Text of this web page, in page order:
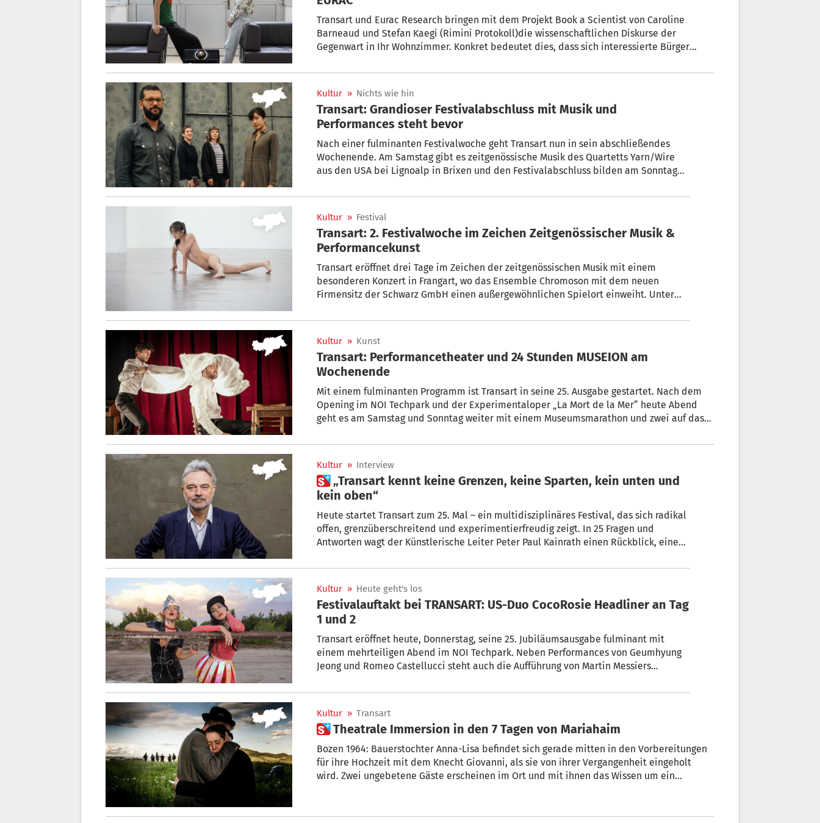
Transart und Eurac Research bringen mit dem Projekt Book a Scientist von Caroline
Barneaud und Stefan Kaegi (Rimini Protokoll)die wissenschaftlichen Diskurse der
Gegenwart in Ihr Wohnzimmer. Konkret bedeutet dies, dass sich interessierte Bürger
Hause zu empfangen. Hier mehr dazu.
Kultur » Nichts wie hin
Transart: Grandioser Festivalabschluss mit Musik und
Performances steht bevor
Nach einer fulminanten Festivalwoche geht Transart nun in sein abschließendes
Wochenende. Am Samstag gibt es zeitgenössische Musik des Quartetts Yarn/Wire
aus den USA bei Lignoalp in Brixen und den Festivalabschluss bilden am Sonntag
Lengstein auf dem Ritten.
Kultur » Festival
Transart: 2. Festivalwoche im Zeichen Zeitgenössischer Musik &
Performancekunst
Transart eröffnet drei Tage im Zeichen der zeitgenössischen Musik mit einem
besonderen Konzert in Frangart, wo das Ensemble Chromoson mit dem neuen
Firmensitz der Schwarz GmbH einen außergewöhnlichen Spielort einweiht. Unter
Instrumentalmusik mit elektroakustischen und digitalen Ausdrucksformen in den
Mittelpunkt.
Kultur » Kunst
Transart: Performancetheater und 24 Stunden MUSEION am
Wochenende
Mit einem fulminanten Programm ist Transart in seine 25. Ausgabe gestartet. Nach dem
Opening im NOI Techpark und der Experimentaloper „La Mort de la Mer“ heute Abend
geht es am Samstag und Sonntag weiter mit einem Museumsmarathon und zwei auf das
Kultur » Interview
 „Transart kennt keine Grenzen, keine Sparten, kein unten und
kein oben“
Heute startet Transart zum 25. Mal – ein multidisziplinäres Festival, das sich radikal
offen, grenzüberschreitend und experimentierfreudig zeigt. In 25 Fragen und
Antworten wagt der Künstlerische Leiter Peter Paul Kainrath einen Rückblick, einen
Kultur » Heute geht's los
Festivalauftakt bei TRANSART: US-Duo CocoRosie Headliner an Tag
1 und 2
Transart eröffnet heute, Donnerstag, seine 25. Jubiläumsausgabe fulminant mit
einem mehrteiligen Abend im NOI Techpark. Neben Performances von Geumhyung
Jeong und Romeo Castellucci steht auch die Aufführung von Martin Messiers
dem Programm. Den Abschluss bildet ein Konzert des Duos CocoRosie, deren neues
Werk La Mort de la Mer am Freitag im Ex-Masten in Bozen seine Uraufführung erlebt.
Kultur » Transart
 Theatrale Immersion in den 7 Tagen von Mariahaim
Bozen 1964: Bauerstochter Anna-Lisa befindet sich gerade mitten in den Vorbereitungen
für ihre Hochzeit mit dem Knecht Giovanni, als sie von ihrer Vergangenheit eingeholt
wird. Zwei ungebetene Gäste erscheinen im Ort und mit ihnen das Wissen um ein
erleben sie „Die 7 Tage von Mariahaim“, die alle und alles verändern.